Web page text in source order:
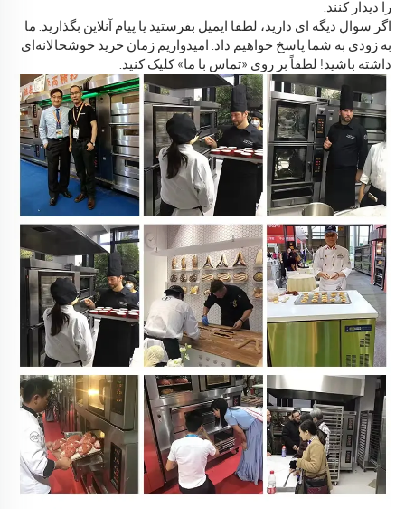
را دیدار کنند.
اگر سوال دیگه ای دارید، لطفا ایمیل بفرستید یا پیام آنلاین بگذارید. ما
به زودی به شما پاسخ خواهیم داد. امیدواریم زمان خرید خوشحالانه‌ای
داشته باشید! لطفاً بر روی «تماس با ما» کلیک کنید.